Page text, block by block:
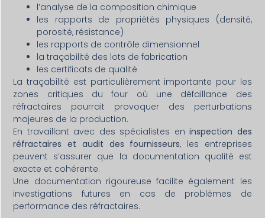
l’analyse de la composition chimique
les rapports de propriétés physiques (densité,
porosité, résistance)
les rapports de contrôle dimensionnel
la traçabilité des lots de fabrication
les certificats de qualité
La traçabilité est particulièrement importante pour les
zones critiques du four où une défaillance des
réfractaires pourrait provoquer des perturbations
majeures de la production.
En travaillant avec des spécialistes eninspection des
réfractaires et audit des fournisseurs, les entreprises
peuvent s’assurer que la documentation qualité est
exacte et cohérente.
Une documentation rigoureuse facilite également les
investigations futures en cas de problèmes de
performance des réfractaires.